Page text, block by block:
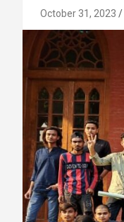
October 31, 2023